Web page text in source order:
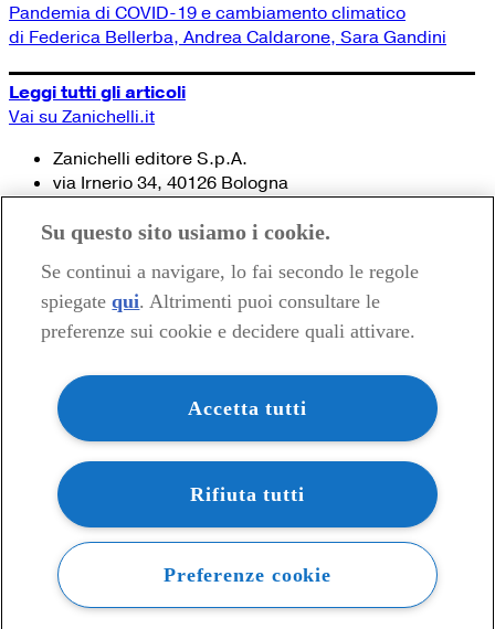
Pandemia di COVID-19 e cambiamento climatico
di Federica Bellerba, Andrea Caldarone, Sara Gandini
Leggi tutti gli articoli
Vai su Zanichelli.it
Zanichelli editore S.p.A.
via Irnerio 34, 40126 Bologna
Tel. 051- 293.111 / 245.024
© 2020 Zanichelli Editore spa
Contatti e recapiti
my.zanichelli.it
Filiali e agenzie
Acquisti: informazioni precontrattuali
Area stampa
Privacy
Su questo sito usiamo i cookie.
Se continui a navigare, lo fai secondo le regole
spiegate qui. Altrimenti puoi consultare le
preferenze sui cookie e decidere quali attivare.
Accetta tutti
Rifiuta tutti
Preferenze cookie